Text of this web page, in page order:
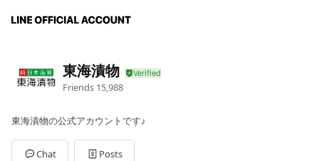
東海漬物
Friends 15,988
東海漬物の公式アカウントです♪
Chat Posts